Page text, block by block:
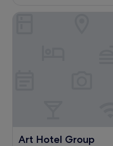
Art Hotel Group
Art Hotel Group